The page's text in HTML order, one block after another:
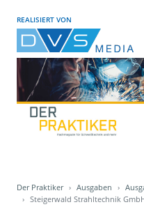
REALISIERT VON
Der Praktiker Ausgaben
Steigerwald Strahltechnik